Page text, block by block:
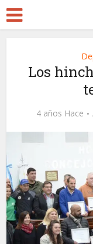
Los
4 años Hace